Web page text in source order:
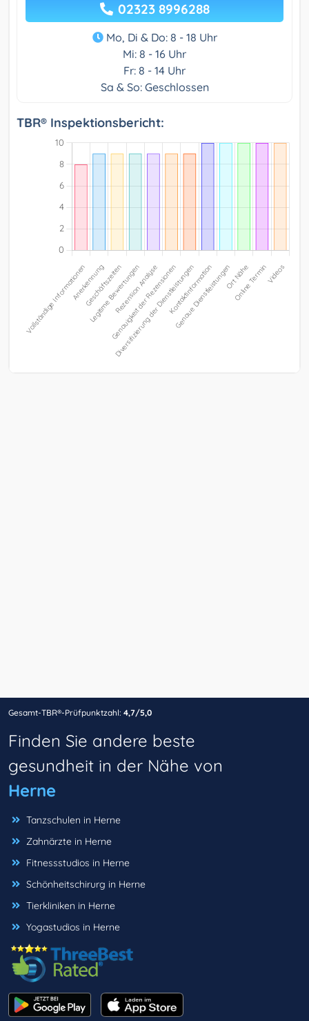
02323 8996288
Mo, Di & Do: 8 - 18 Uhr
Mi: 8 - 16 Uhr
Fr: 8 - 14 Uhr
Sa & So: Geschlossen
TBR® Inspektionsbericht:
Gesamt-TBR®-Prüfpunktzahl: 4,7/5,0
Finden Sie andere beste
gesundheit in der Nähe von
Herne
Tanzschulen in Herne
Zahnärzte in Herne
Fitnessstudios in Herne
Schönheitschirurg in Herne
Tierkliniken in Herne
Yogastudios in Herne